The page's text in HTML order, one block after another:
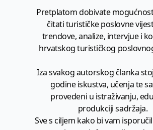
Pretplatom dobivate
čitati turističke poslovne
trendove, analize, intervjue i
hrvatskog turističkog
Iza svakog autorskog članka
godine iskustva, učenja te
provedeni u istraživanju,
produkciji sadržaja.
Sve s ciljem kako bi vam